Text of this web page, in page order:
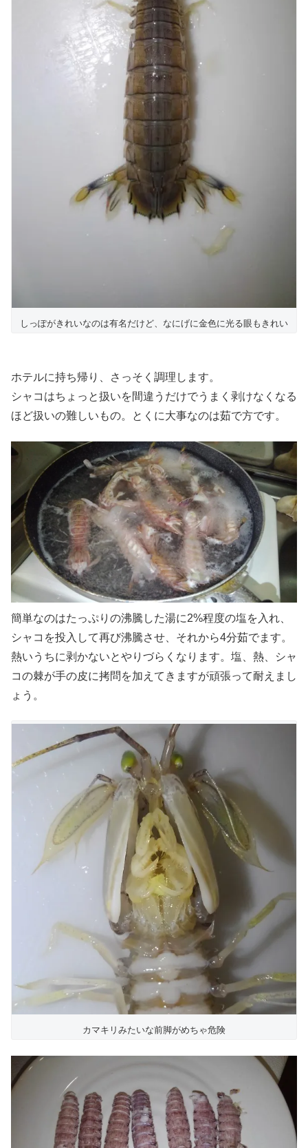
しっぽがきれいなのは有名だけど、なにげに金色に光る眼もきれい
ホテルに持ち帰り、さっそく調理します。
シャコはちょっと扱いを間違うだけでうまく剥けなくなる
ほど扱いの難しいもの。とくに大事なのは茹で方です。
簡単なのはたっぷりの沸騰した湯に2%程度の塩を入れ、
シャコを投入して再び沸騰させ、それから4分茹でます。
熱いうちに剥かないとやりづらくなります。塩、熱、シャ
コの棘が手の皮に拷問を加えてきますが頑張って耐えまし
ょう。
カマキリみたいな前脚がめちゃ危険